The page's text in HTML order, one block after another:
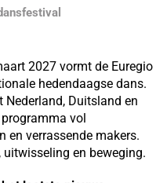
2027 vormt de Euregio
hedendaagse dans.
Duitsland en
vol
en verrassende makers.
en beweging.